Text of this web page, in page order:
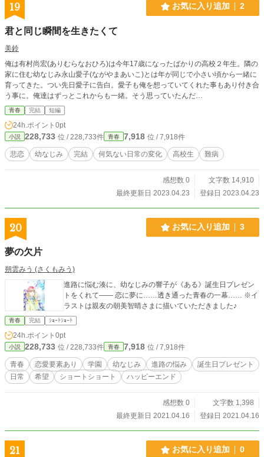
19 お気に入り追加 2
君と同じ瞬間を生きたくて
美鈴
俺は有村尚宏(ありむらなおひろ)は今年17歳になったばかりの高校２年生。隣の
家に住む幼なじみ永山愛子(ながやまあいこ)とは年が同じで小さい頃から一緒に
育ってきた。つい先日愛子に告白。愛子も俺を想っていてくれた事もあり付き合
う事に。俺達はずっとこれからも一緒。そう思っていたんだ…
青春 完結 短編
24h.ポイント 0pt
小説 228,733 位 / 228,733件 青春 7,918 位 / 7,918件
悲恋 幼なじみ 完結 何気ない日常の変化 高校生 難病
感想数 0
文字数 14,910
最終更新日 2023.04.23
登録日 2023.04.23
20 お気に入り追加 3
夢の欠片
朔雲みう (さくもみう)
進路に悩む湊に、幼なじみの響子が《ある》誕生日プレゼン
トをくれて―― 恋に夢に……透き通った青春の一幕…… ※イ
ラストは親友の朝美智晴さまに描いていただきました♪
青春 完結 ｼｮｰﾄｼｮｰﾄ
24h.ポイント 0pt
小説 228,733 位 / 228,733件 青春 7,918 位 / 7,918件
青春 恋愛要素あり 学園 幼なじみ 進路の悩み
誕生日プレゼント
日常
希望 ショートショート ハッピーエンド
感想数 0
文字数 1,398
最終更新日 2021.04.16
登録日 2021.04.16
21 お気に入り追加 0